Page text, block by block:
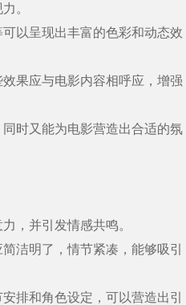
。
以呈现出丰富的色彩和动态效
果应与电影内容相呼应，增强
时又能为电影营造出合适的氛
，并引发情感共鸣。
明了，情节紧凑，能够吸引
和角色设定，可以营造出引